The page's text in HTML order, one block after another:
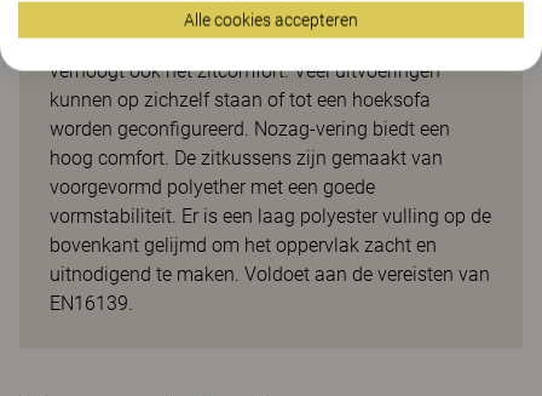
hij eenvoudig en kosteneffectief kan worden
opgefrist. Het regelmatig draaien van de zitkussens
verhoogt ook het zitcomfort. Veel uitvoeringen
kunnen op zichzelf staan of tot een hoeksofa
worden geconfigureerd. Nozag-vering biedt een
hoog comfort. De zitkussens zijn gemaakt van
voorgevormd polyether met een goede
vormstabiliteit. Er is een laag polyester vulling op de
bovenkant gelijmd om het oppervlak zacht en
uitnodigend te maken. Voldoet aan de vereisten van
EN16139.
Alle cookies accepteren